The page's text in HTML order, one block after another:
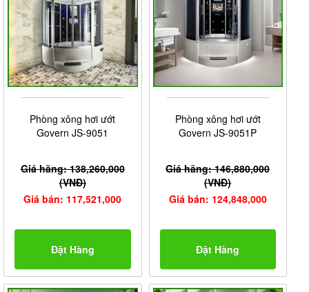
Phòng xông hơi ướt
Govern JS-9051
Giá hãng: 138,260,000
(VNĐ)
Giá bán: 117,521,000
Đặt Hàng
Phòng xông hơi ướt
Govern JS-9051P
Giá hãng: 146,880,000
(VNĐ)
Giá bán: 124,848,000
Đặt Hàng